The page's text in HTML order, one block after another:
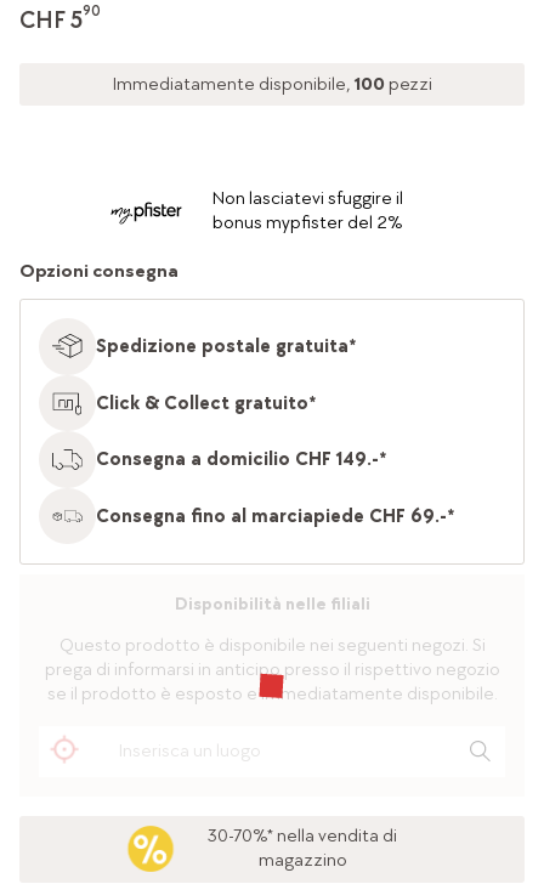
CHF 590
Immediatamente disponibile, 100 pezzi
Non lasciatevi sfuggire il
bonus mypfister del 2%
Opzioni consegna
Spedizione postale gratuita*
Click & Collect gratuito*
Consegna a domicilio CHF 149.-*
Consegna fino al marciapiede CHF 69.-*
Disponibilità nelle filiali
Questo prodotto è disponibile nei seguenti negozi. Si
prega di informarsi in anticipo presso il rispettivo negozio
se il prodotto è esposto e immediatamente disponibile.
30-70%* nella vendita di
magazzino